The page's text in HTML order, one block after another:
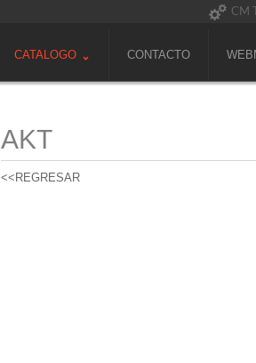
CM
CATALOGO CONTACTO
AKT
<<REGRESAR